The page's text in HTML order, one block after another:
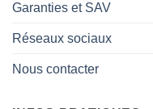
Garanties et SAV
Réseaux sociaux
Nous contacter